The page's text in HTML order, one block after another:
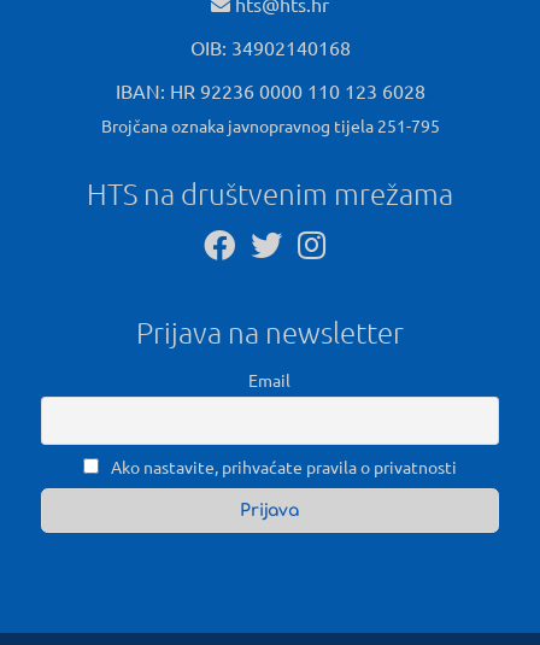
OIB: 34902140168
IBAN: HR 92236 0000 110 123 6028
Brojčana oznaka javnopravnog tijela 251-795
HTS na društvenim mrežama
Prijava na newsletter
Email
Ako nastavite, prihvaćate pravila o privatnosti